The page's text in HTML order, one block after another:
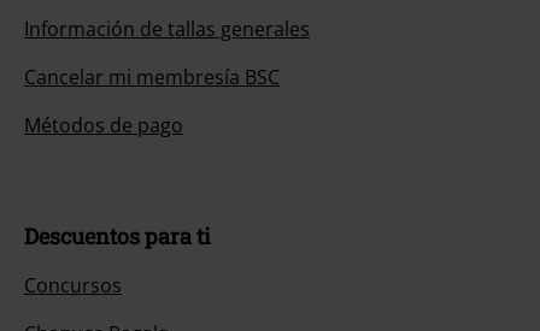
Información de tallas generales
Cancelar mi membresía BSC
Métodos de pago
Descuentos para ti
Concursos